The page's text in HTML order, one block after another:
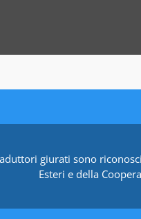
giurati sono
Esteri e della